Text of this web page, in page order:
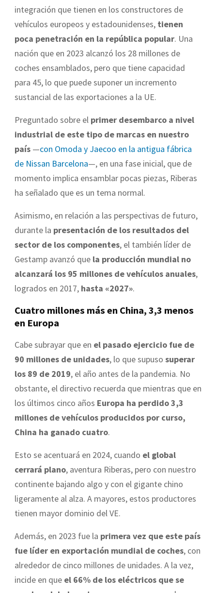
integración que tienen en los constructores de
vehículos europeos y estadounidenses, tienen
poca penetración en la república popular. Una
nación que en 2023 alcanzó los 28 millones de
coches ensamblados, pero que tiene capacidad
para 45, lo que puede suponer un incremento
sustancial de las exportaciones a la UE.
Preguntado sobre el primer desembarco a nivel
industrial de este tipo de marcas en nuestro
país —con Omoda y Jaecoo en la antigua fábrica
de Nissan Barcelona—, en una fase inicial, que de
momento implica ensamblar pocas piezas, Riberas
ha señalado que es un tema normal.
Asimismo, en relación a las perspectivas de futuro,
durante la presentación de los resultados del
sector de los componentes, el también líder de
Gestamp avanzó que la producción mundial no
alcanzará los 95 millones de vehículos anuales,
logrados en 2017, hasta «2027».
Cuatro millones más en China, 3,3 menos
en Europa
Cabe subrayar que en el pasado ejercicio fue de
90 millones de unidades, lo que supuso superar
los 89 de 2019, el año antes de la pandemia. No
obstante, el directivo recuerda que mientras que en
los últimos cinco años Europa ha perdido 3,3
millones de vehículos producidos por curso,
China ha ganado cuatro.
Esto se acentuará en 2024, cuando el global
cerrará plano, aventura Riberas, pero con nuestro
continente bajando algo y con el gigante chino
ligeramente al alza. A mayores, estos productores
tienen mayor dominio del VE.
Además, en 2023 fue la primera vez que este país
fue líder en exportación mundial de coches, con
alrededor de cinco millones de unidades. A la vez,
incide en que el 66% de los eléctricos que se